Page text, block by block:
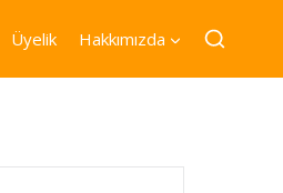
Üyelik Hakkımızda